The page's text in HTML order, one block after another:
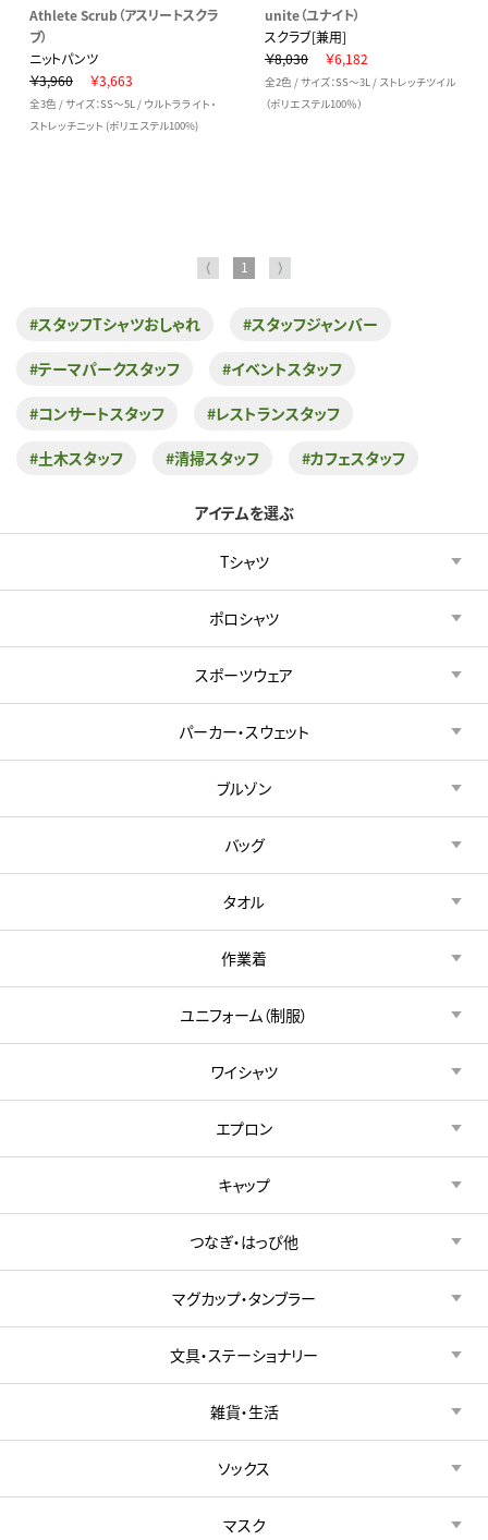
Athlete Scrub（アスリートスクラ
ブ）
ニットパンツ
￥3,960
￥3,663
全3色 / サイズ：SS～5L / ウルトラライト・
ストレッチニット (ポリエステル100%)
unite（ユナイト）
スクラブ[兼用]
￥8,030
￥6,182
全2色 / サイズ：SS～3L / ストレッチツイル
（ポリエステル100％）
⟨ 1 ⟩
#スタッフTシャツおしゃれ #スタッフジャンバー
#テーマパークスタッフ #イベントスタッフ
#コンサートスタッフ #レストランスタッフ
#土木スタッフ #清掃スタッフ #カフェスタッフ
アイテムを選ぶ
Tシャツ
ポロシャツ
スポーツウェア
パーカー・スウェット
ブルゾン
バッグ
タオル
作業着
ユニフォーム（制服）
ワイシャツ
エプロン
キャップ
つなぎ・はっぴ他
マグカップ・タンブラー
文具・ステーショナリー
雑貨・生活
ソックス
マスク